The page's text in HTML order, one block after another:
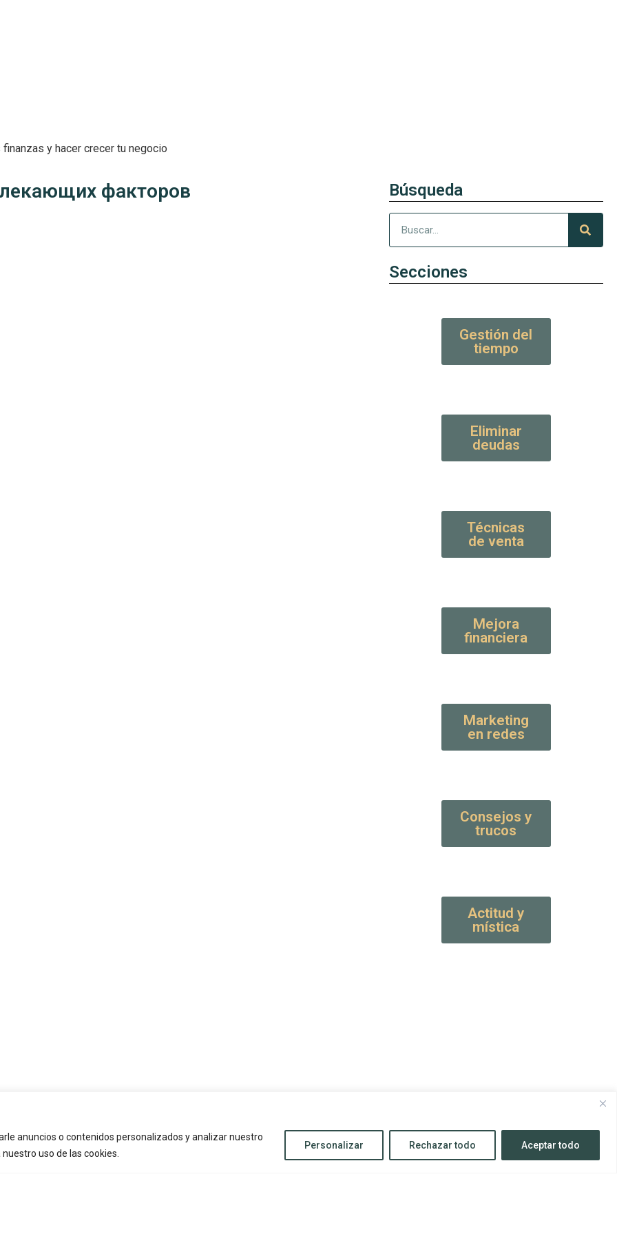
anuncios o contenidos personalizados y analizar nuestro
uso de las cookies.
Personalizar Rechazar todo Aceptar todo
y hacer crecer tu negocio
факторов Búsqueda
Secciones
Gestión del
tiempo
Eliminar
deudas
Técnicas
de venta
Mejora
financiera
Marketing
en redes
Consejos y
trucos
Actitud y
mística